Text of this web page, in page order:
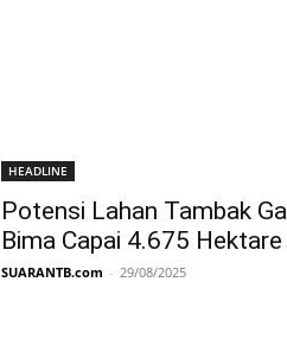
HEADLINE
Potensi Lahan Tambak
Bima Capai 4.675 Hektare
SUARANTB.com - 29/08/2025